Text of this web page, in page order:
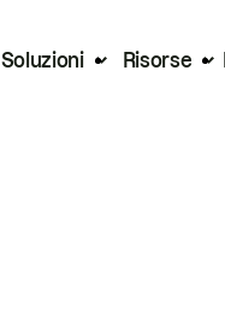
Soluzioni Risorse